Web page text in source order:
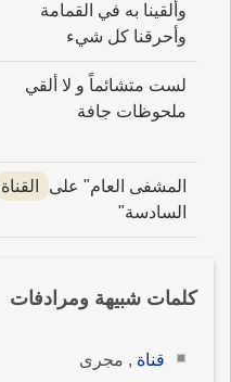
وألقينا به في القمامة
وأحرقنا كل شيء
لست متشائماً و لا ألقي
ملحوظات جافة
المشفى العام" على
القناة
السادسة"
كلمات شبيهة ومرادفات
قناة , مجرى